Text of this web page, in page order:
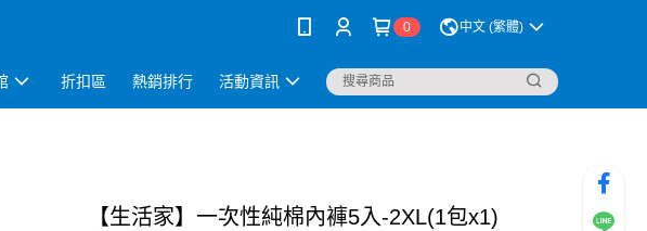
0 中文 (繁體)
折扣區 熱銷排行 活動資訊
【生活家】一次性純棉內褲5入-2XL(1包x1)